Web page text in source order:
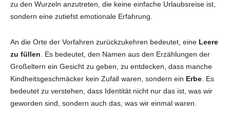
zu den Wurzeln anzutreten, die keine einfache Urlaubsreise ist,
sondern eine zutiefst emotionale Erfahrung.
An die Orte der Vorfahren zurückzukehren bedeutet, eine Leere
zu füllen . Es bedeutet, den Namen aus den Erzählungen der
Großeltern ein Gesicht zu geben, zu entdecken, dass manche
Kindheitsgeschmäcker kein Zufall waren, sondern ein Erbe . Es
bedeutet zu verstehen, dass Identität nicht nur das ist, was wir
geworden sind, sondern auch das, was wir einmal waren.